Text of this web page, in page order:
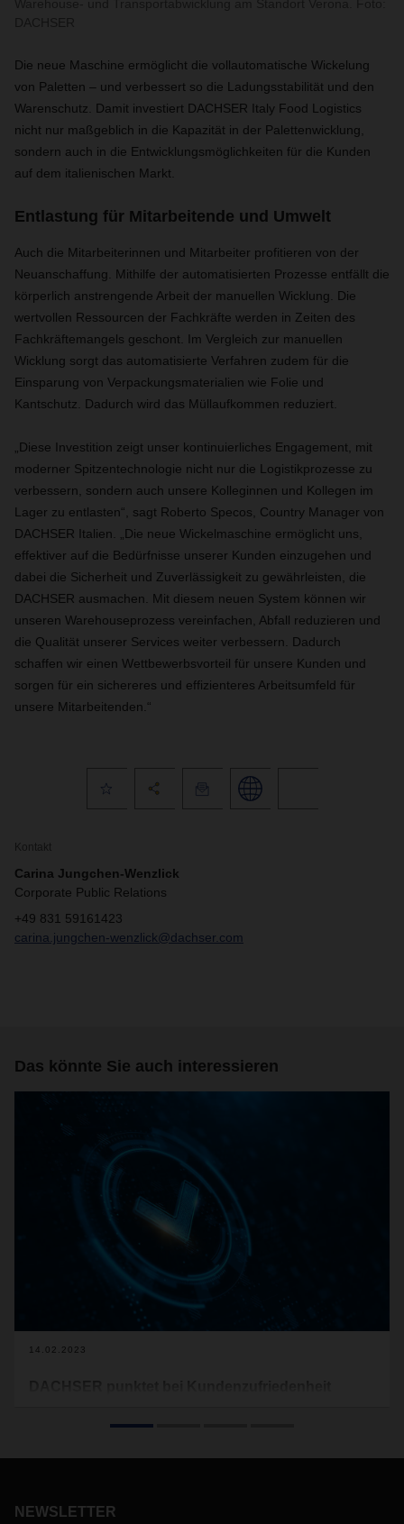
Die neue Maschine ermöglicht die vollautomatische Wickelung
von Paletten – und verbessert so die Ladungsstabilität und den
Warenschutz. Damit investiert DACHSER Italy Food Logistics
nicht nur maßgeblich in die Kapazität in der Palettenwicklung,
sondern auch in die Entwicklungsmöglichkeiten für die Kunden
auf dem italienischen Markt.
Entlastung für Mitarbeitende und Umwelt
Auch die Mitarbeiterinnen und Mitarbeiter profitieren von der
Neuanschaffung. Mithilfe der automatisierten Prozesse entfällt die
körperlich anstrengende Arbeit der manuellen Wicklung. Die
wertvollen Ressourcen der Fachkräfte werden in Zeiten des
Fachkräftemangels geschont. Im Vergleich zur manuellen
Wicklung sorgt das automatisierte Verfahren zudem für die
Einsparung von Verpackungsmaterialien wie Folie und
Kantschutz. Dadurch wird das Müllaufkommen reduziert.
„Diese Investition zeigt unser kontinuierliches Engagement, mit
moderner Spitzentechnologie nicht nur die Logistikprozesse zu
verbessern, sondern auch unsere Kolleginnen und Kollegen im
Lager zu entlasten“, sagt Roberto Specos, Country Manager von
DACHSER Italien. „Die neue Wickelmaschine ermöglicht uns,
effektiver auf die Bedürfnisse unserer Kunden einzugehen und
dabei die Sicherheit und Zuverlässigkeit zu gewährleisten, die
DACHSER ausmachen. Mit diesem neuen System können wir
unseren Warehouseprozess vereinfachen, Abfall reduzieren und
die Qualität unserer Services weiter verbessern. Dadurch
schaffen wir einen Wettbewerbsvorteil für unsere Kunden und
sorgen für ein sichereres und effizienteres Arbeitsumfeld für
unsere Mitarbeitenden.“
Kontakt
Carina Jungchen-Wenzlick
Corporate Public Relations
+49 831 59161423
carina.jungchen-wenzlick@dachser.com
Das könnte Sie auch interessieren
14.02.2023
dabei die emotionale Bindung an das Familienunternehmen.
NEWSLETTER